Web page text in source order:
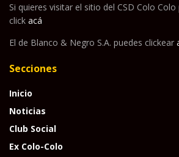
Si quieres visitar el sitio del CSD Colo
click acá
El de Blanco & Negro S.A. puedes clickear
Secciones
Inicio
Noticias
Club Social
Ex Colo-Colo